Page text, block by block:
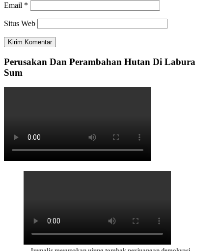
Email *
Situs Web
Perusakan Dan Perambahan Hutan Di Labura
Sum